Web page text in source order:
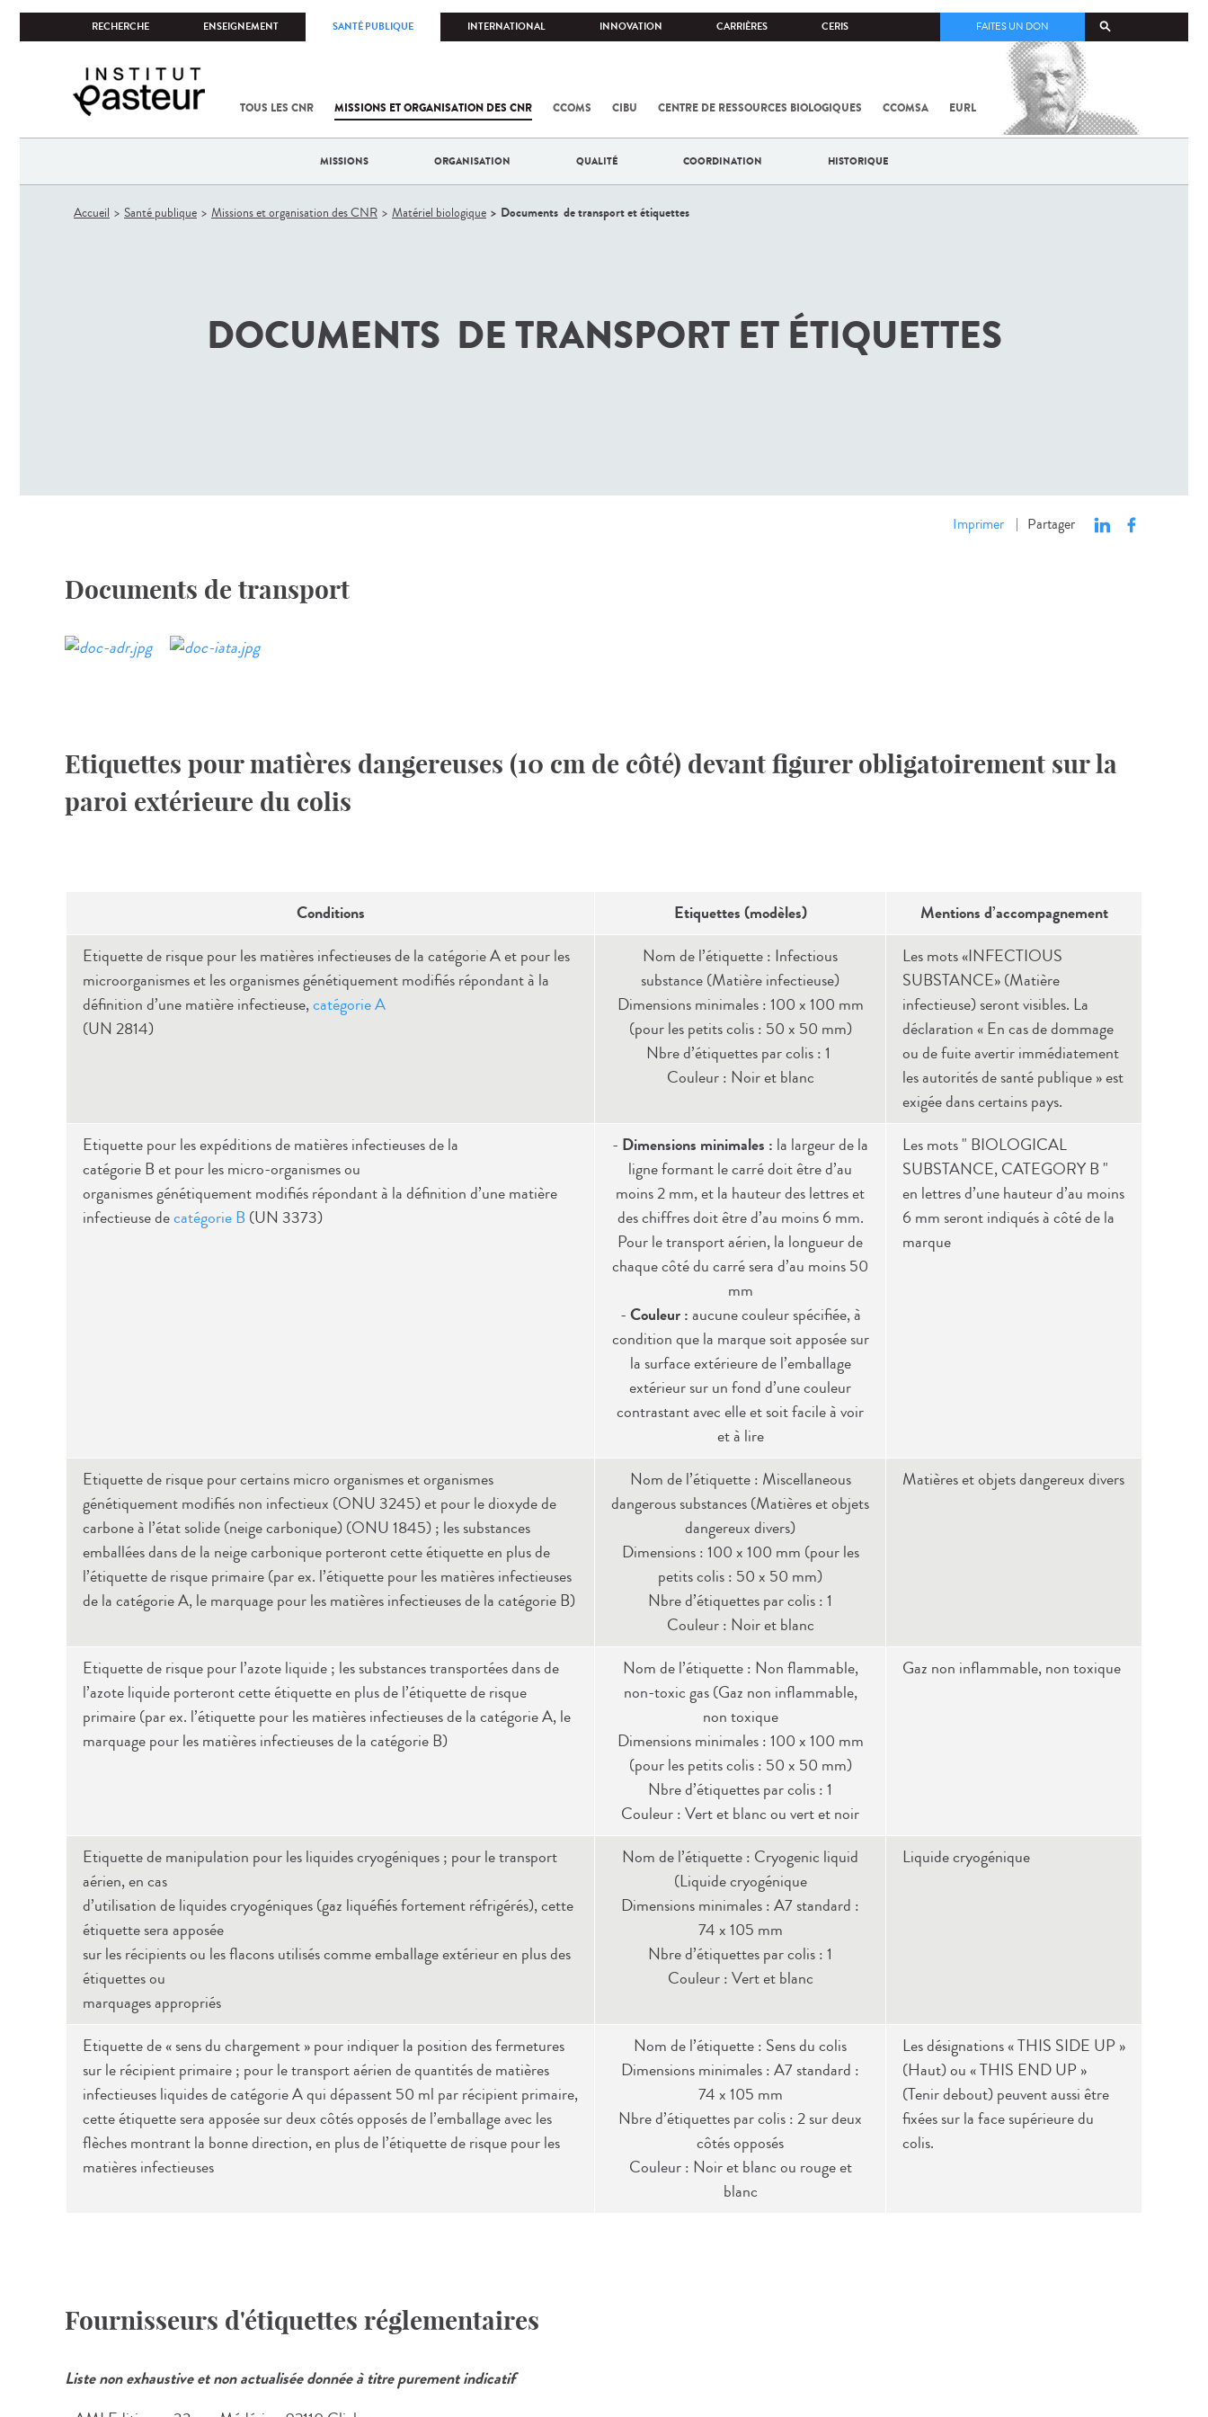
RECHERCHE ENSEIGNEMENT SANTÉ PUBLIQUE INTERNATIONAL INNOVATION CARRIÈRES CERIS FAITES UN DON
TOUS LES CNR MISSIONS ET ORGANISATION DES CNR CCOMS CIBU CENTRE DE RESSOURCES BIOLOGIQUES CCOMSA EURL
MISSIONS ORGANISATION QUALITÉ COORDINATION HISTORIQUE
Vous
Accueil Santé publique Missions et organisation des CNR Matériel biologique Documents de transport et étiquettes
DOCUMENTS DE TRANSPORT ET ÉTIQUETTES
Imprimer | Partager
Documents de transport
Etiquettes pour matières dangereuses (10 cm de côté) devant figurer obligatoirement sur la
paroi extérieure du colis
Conditions Etiquettes (modèles)
Mentions d’accompagnement
Etiquette de risque pour les matières infectieuses de la catégorie A et pour les
microorganismes et les organismes génétiquement modifiés répondant à la
définition d’une matière infectieuse,catégorie A
(UN 2814)
Nom de l’étiquette : Infectious
substance (Matière infectieuse)
Dimensions minimales : 100 x 100 mm
(pour les petits colis : 50 x 50 mm)
Nbre d’étiquettes par colis : 1
Couleur : Noir et blanc
Les mots «INFECTIOUS
SUBSTANCE» (Matière
infectieuse) seront visibles. La
déclaration « En cas de dommage
ou de fuite avertir immédiatement
les autorités de santé publique » est
exigée dans certains pays.
Etiquette pour les expéditions de matières infectieuses de la
catégorie B et pour les micro-organismes ou
organismes génétiquement modifiés répondant à la définition d’une matière
infectieuse decatégorie B(UN 3373)
- Dimensions minimales : la largeur de la
ligne formant le carré doit être d’au
moins 2 mm, et la hauteur des lettres et
des chiffres doit être d’au moins 6 mm.
Pour le transport aérien, la longueur de
chaque côté du carré sera d’au moins 50
mm
-Couleur :aucune couleur spécifiée, à
condition que la marque soit apposée sur
la surface extérieure de l’emballage
extérieur sur un fond d’une couleur
contrastant avec elle et soit facile à voir
et à lire
Les mots " BIOLOGICAL
SUBSTANCE, CATEGORY B "
en lettres d’une hauteur d’au moins
6 mm seront indiqués à côté de la
marque
Etiquette de risque pour certains micro organismes et organismes
génétiquement modifiés non infectieux (ONU 3245) et pour le dioxyde de
carbone à l’état solide (neige carbonique) (ONU 1845) ; les substances
emballées dans de la neige carbonique porteront cette étiquette en plus de
l’étiquette de risque primaire (par ex. l’étiquette pour les matières infectieuses
de la catégorie A, le marquage pour les matières infectieuses de la catégorie B)
Nom de l’étiquette : Miscellaneous
dangerous substances (Matières et objets
dangereux divers)
Dimensions : 100 x 100 mm (pour les
petits colis : 50 x 50 mm)
Nbre d’étiquettes par colis : 1
Couleur : Noir et blanc
Matières et objets dangereux divers
Etiquette de risque pour l’azote liquide ; les substances transportées dans de
l’azote liquide porteront cette étiquette en plus de l’étiquette de risque
primaire (par ex. l’étiquette pour les matières infectieuses de la catégorie A, le
marquage pour les matières infectieuses de la catégorie B)
Nom de l’étiquette : Non flammable,
non-toxic gas (Gaz non inflammable,
non toxique
Dimensions minimales : 100 x 100 mm
(pour les petits colis : 50 x 50 mm)
Nbre d’étiquettes par colis : 1
Couleur : Vert et blanc ou vert et noir
Gaz non inflammable, non toxique
Etiquette de manipulation pour les liquides cryogéniques ; pour le transport
aérien, en cas
d’utilisation de liquides cryogéniques (gaz liquéfiés fortement réfrigérés), cette
étiquette sera apposée
sur les récipients ou les flacons utilisés comme emballage extérieur en plus des
étiquettes ou
marquages appropriés
Nom de l’étiquette : Cryogenic liquid
(Liquide cryogénique
Dimensions minimales : A7 standard :
74 x 105 mm
Nbre d’étiquettes par colis : 1
Couleur : Vert et blanc
Liquide cryogénique
Etiquette de « sens du chargement » pour indiquer la position des fermetures
sur le récipient primaire ; pour le transport aérien de quantités de matières
infectieuses liquides de catégorie A qui dépassent 50 ml par récipient primaire,
cette étiquette sera apposée sur deux côtés opposés de l’emballage avec les
flèches montrant la bonne direction, en plus de l’étiquette de risque pour les
matières infectieuses
Nom de l’étiquette : Sens du colis
Dimensions minimales : A7 standard :
74 x 105 mm
Nbre d’étiquettes par colis : 2 sur deux
côtés opposés
Couleur : Noir et blanc ou rouge et
blanc
Les désignations « THIS SIDE UP »
(Haut) ou « THIS END UP »
(Tenir debout) peuvent aussi être
fixées sur la face supérieure du
colis.
Fournisseurs d'étiquettes réglementaires
Liste non exhaustive et non actualisée donnée à titre purement indicatif